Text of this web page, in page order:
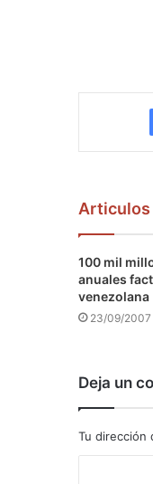
Articulos
100 mil
anuales
venezolana
23/09/2007
Deja un
Tu dirección